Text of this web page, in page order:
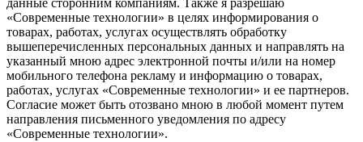
данные сторонним компаниям. Также я разрешаю
«Современные технологии» в целях информирования о
товарах, работах, услугах осуществлять обработку
вышеперечисленных персональных данных и направлять на
указанный мною адрес электронной почты и/или на номер
мобильного телефона рекламу и информацию о товарах,
работах, услугах «Современные технологии» и ее партнеров.
Согласие может быть отозвано мною в любой момент путем
направления письменного уведомления по адресу
«Современные технологии».